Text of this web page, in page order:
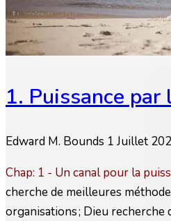
1. Puissance par
Edward M. Bounds 1 Juillet
Chap: 1 - Un canal pour la
cherche de meilleures
organisations ; Dieu recherche